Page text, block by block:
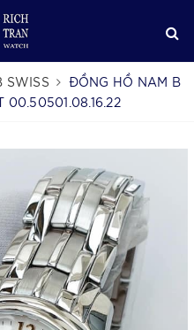
SWISS
ĐỒNG HỒ NAM B
00.50501.08.16.22